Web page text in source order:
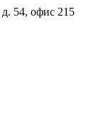
д. 54, офис 215